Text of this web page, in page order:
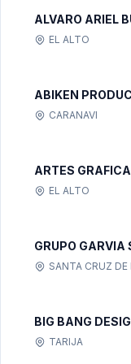
ALVARO ARIEL
EL ALTO
ABIKEN
CARANAVI
ARTES
EL ALTO
GRUPO GARVIA
SANTA CRUZ DE
BIG BANG
TARIJA